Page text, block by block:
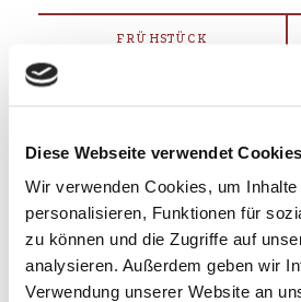
Diese Webseite verwendet Cookies
Wir verwenden Cookies, um
personalisieren, Funktionen für
zu können und die Zugriffe auf
analysieren. Außerdem geben wir
Verwendung unserer Website an
FRÜHSTÜCK
FRÜHSTÜCK
HALBPENSION